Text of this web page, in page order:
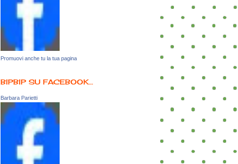
Promuovi anche tu la tua pagina
BIPBIP SU FACEBOOK...
Barbara Parietti